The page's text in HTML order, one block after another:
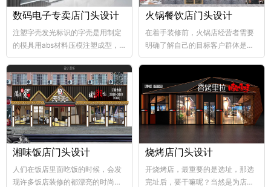
数码电子专卖店门头设计
注塑字壳发光标识的字壳是用制定
的模具用abs材料压模注塑成型，
abs韧性好、不易破碎...
火锅餐饮店门头设计
在着手装修前，火锅店经营者需要
明确了解自己的目标客户群体是哪
个层次，这样...
湘味饭店门头设计
人们在饭店里面吃饭的时候，会发
现许多饭店装修的都漂亮的时尚，
烧烤店门头设计
开烧烤店，最重要的是选址，那选
完址后，要干嘛呢？当然是为店铺